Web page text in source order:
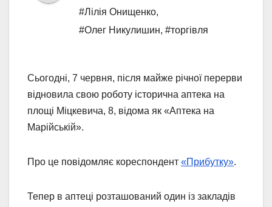
#Лілія Онищенко,
#Олег Никулишин, #торгівля
Сьогодні, 7 червня, після майже річної перерви
відновила свою роботу історична аптека на
площі Міцкевича, 8, відома як «Аптека на
Марійській».
Про це повідомляє кореспондент «Прибутку».
Тепер в аптеці розташований один із закладів